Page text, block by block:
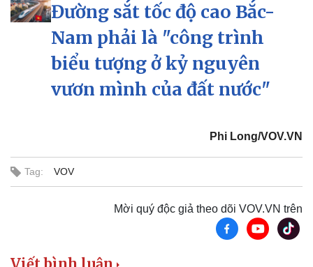
Đường sắt tốc độ cao Bắc-
Nam phải là "công trình
biểu tượng ở kỷ nguyên
vươn mình của đất nước"
Phi Long/VOV.VN
Tag: VOV
Mời quý độc giả theo dõi VOV.VN trên